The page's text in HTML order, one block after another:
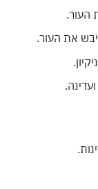
העור.